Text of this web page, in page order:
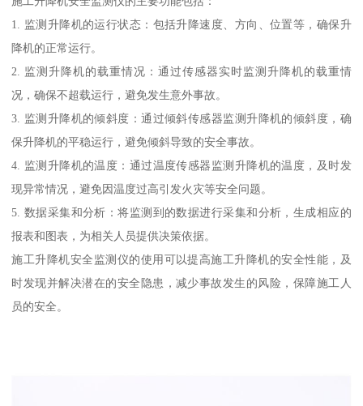
1. 监测升降机的运行状态：包括升降速度、方向、位置等，确保升
降机的正常运行。
2. 监测升降机的载重情况：通过传感器实时监测升降机的载重情
况，确保不超载运行，避免发生意外事故。
3. 监测升降机的倾斜度：通过倾斜传感器监测升降机的倾斜度，确
保升降机的平稳运行，避免倾斜导致的安全事故。
4. 监测升降机的温度：通过温度传感器监测升降机的温度，及时发
现异常情况，避免因温度过高引发火灾等安全问题。
5. 数据采集和分析：将监测到的数据进行采集和分析，生成相应的
报表和图表，为相关人员提供决策依据。
施工升降机安全监测仪的使用可以提高施工升降机的安全性能，及
时发现并解决潜在的安全隐患，减少事故发生的风险，保障施工人
员的安全。